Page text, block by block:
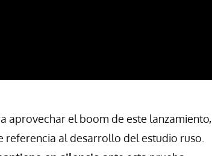
aprovechar el boom de este lanzamiento,
al desarrollo del estudio ruso.